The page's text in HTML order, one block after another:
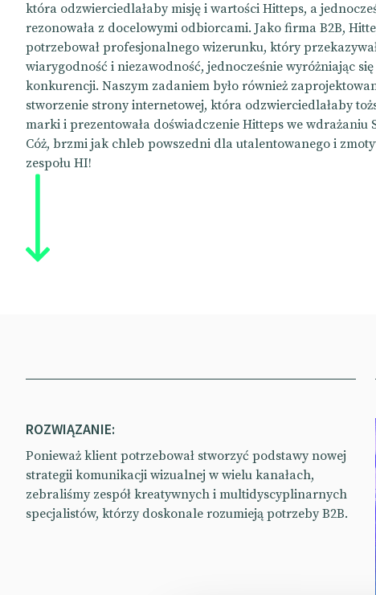
która odzwierciedlałaby misję i wartości Hitteps, a
rezonowała z docelowymi odbiorcami. Jako firma B2B,
potrzebował profesjonalnego wizerunku, który
wiarygodność i niezawodność, jednocześnie wyróżniając
konkurencji. Naszym zadaniem było również
stworzenie strony internetowej, która odzwierciedlałaby
marki i prezentowała doświadczenie Hitteps we wdrażaniu
Cóż, brzmi jak chleb powszedni dla utalentowanego i
zespołu HI!
ROZWIĄZANIE:
Ponieważ klient potrzebował stworzyć podstawy nowej
strategii komunikacji wizualnej w wielu kanałach,
zebraliśmy zespół kreatywnych i multidyscyplinarnych
specjalistów, którzy doskonale rozumieją potrzeby B2B.